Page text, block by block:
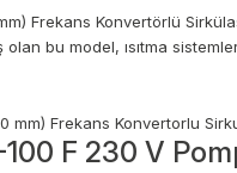
Frekans Konvertörlü
olan bu model, ısıtma
F 230 V